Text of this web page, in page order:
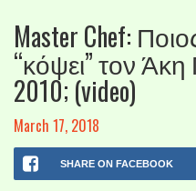
Master Chef:
“κόψει” τον Άκη
2010; (video)
March 17, 2018
SHARE ON FACEBOOK